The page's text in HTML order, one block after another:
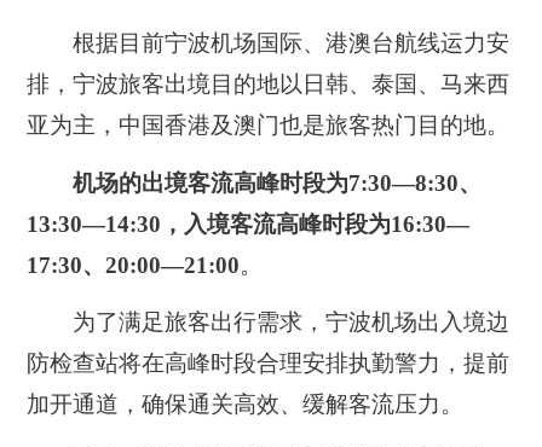
根据目前宁波机场国际、港澳台航线运力安
排，宁波旅客出境目的地以日韩、泰国、马来西
亚为主，中国香港及澳门也是旅客热门目的地。
机场的出境客流高峰时段为7:30—8:30、
13:30—14:30，入境客流高峰时段为16:30—
17:30、20:00—21:00。
为了满足旅客出行需求，宁波机场出入境边
防检查站将在高峰时段合理安排执勤警力，提前
加开通道，确保通关高效、缓解客流压力。